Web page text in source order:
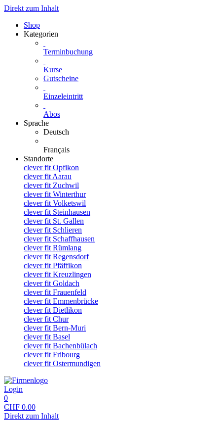
Direkt zum Inhalt
Shop
Kategorien
Terminbuchung
Kurse
Gutscheine
Einzeleintritt
Abos
Sprache
Deutsch
Français
Standorte
clever fit Opfikon
clever fit Aarau
clever fit Zuchwil
clever fit Winterthur
clever fit Volketswil
clever fit Steinhausen
clever fit St. Gallen
clever fit Schlieren
clever fit Schaffhausen
clever fit Rümlang
clever fit Regensdorf
clever fit Pfäffikon
clever fit Kreuzlingen
clever fit Goldach
clever fit Frauenfeld
clever fit Emmenbrücke
clever fit Dietlikon
clever fit Chur
clever fit Bern-Muri
clever fit Basel
clever fit Bachenbülach
clever fit Fribourg
clever fit Ostermundigen
Login
0
CHF 0.00
Direkt zum Inhalt